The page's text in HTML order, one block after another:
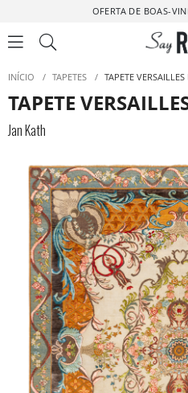
OFERTA DE BOAS-
INÍCIO / TAPETES / TAPETE
TAPETE
Jan Kath